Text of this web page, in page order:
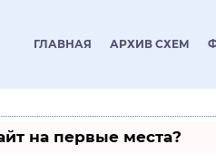
ГЛАВНАЯ АРХИВ СХЕМ
на первые места?